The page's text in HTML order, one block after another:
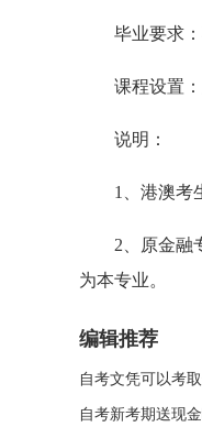
毕业要求：
课程设置：必
说明：
1、港澳考生
2、原金融专
为本专业。
编辑推荐
自考文凭可以考
自考新考期送现